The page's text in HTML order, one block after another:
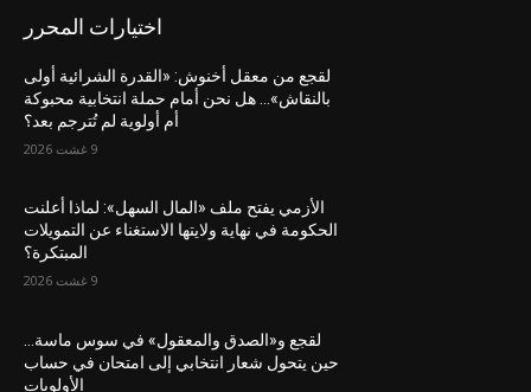
اختيارات المحرر
لقجع من معقل أخنوش: «القدرة الشرائية أولى
بالنقاش»… هل نحن أمام حملة انتخابية محبوكة
أم أولوية لم تُترجم بعد؟
9 غشت 2026
الأزمي يفتح ملف «المال السهل»: لماذا أعلنت
الحكومة في نهاية ولايتها الاستغناء عن التمويلات
المبتكرة؟
9 غشت 2026
لقجع و«الصدق والمعقول» في سوس ماسة…
حين يتحول شعار انتخابي إلى امتحان في حساب
الأولويات